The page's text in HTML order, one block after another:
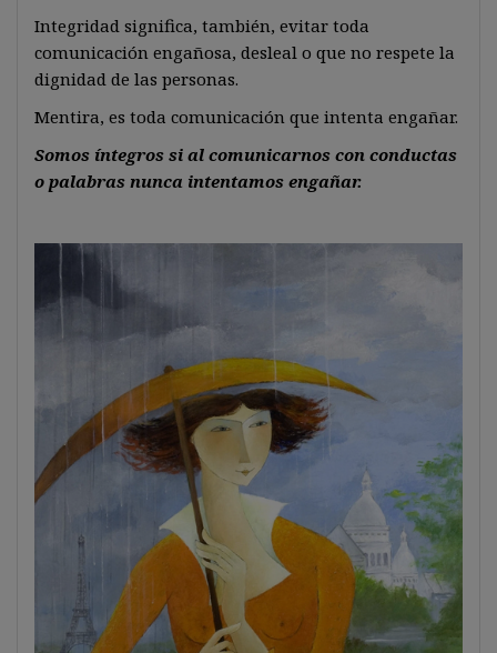
Integridad significa, también, evitar toda
comunicación engañosa, desleal o que no respete la
dignidad de las personas.
Mentira, es toda comunicación que intenta engañar.
Somos íntegros si al comunicarnos con conductas
o palabras nunca intentamos engañar.